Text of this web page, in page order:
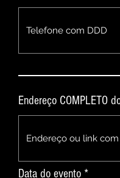
Endereço COMPLETO
Data do evento *